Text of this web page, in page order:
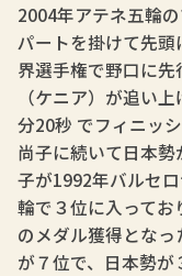
2004年アテネ五輪
パートを掛けて先
界選手権で野口に
（ケニア）が追い
分20秒 でフィニッ
尚子に続いて日本
子が1992年バルセ
輪で３位に入ってお
のメダル獲得とな
が７位で、日本勢が